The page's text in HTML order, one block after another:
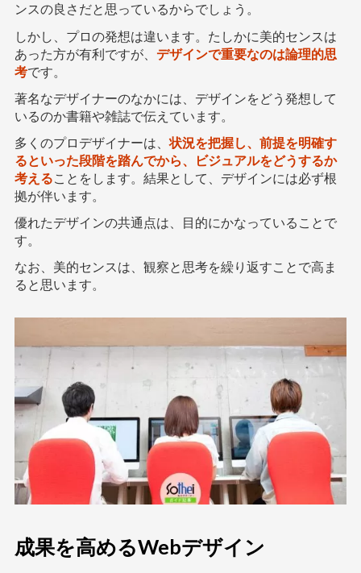
ンスの良さだと思っているからでしょう。
しかし、プロの発想は違います。たしかに美的センスは
あった方が有利ですが、 デザインで重要なのは論理的思
考です。
著名なデザイナーのなかには、デザインをどう発想して
いるのか書籍や雑誌で伝えています。
多くのプロデザイナーは、状況を把握し、前提を明確す
るといった段階を踏んでから、ビジュアルをどうするか
考えることをします。結果として、デザインには必ず根
拠が伴います。
優れたデザインの共通点は、目的にかなっていることで
す。
なお、美的センスは、観察と思考を繰り返すことで高ま
ると思います。
成果を高めるWebデザイン